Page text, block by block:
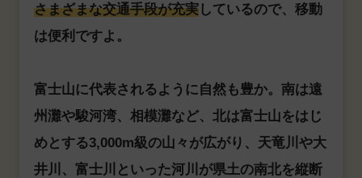
さまざまな交通手段が充実しているので、移動
は便利ですよ。
富士山に代表されるように自然も豊か。南は遠
州灘や駿河湾、相模灘など、北は富士山をはじ
めとする3,000m級の山々が広がり、天竜川や大
井川、富士川といった河川が県土の南北を縦断